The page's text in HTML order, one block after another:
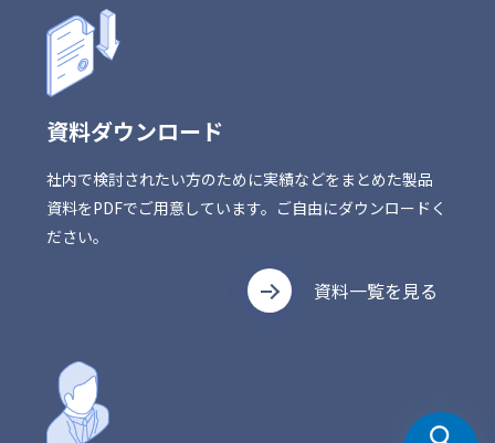
資料ダウンロード
社内で検討されたい方のために実績などをまとめた製品
資料をPDFでご用意しています。ご自由にダウンロードく
ださい。
資料一覧を見る